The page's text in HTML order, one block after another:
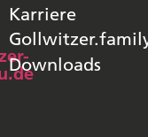
Karriere
Downloads